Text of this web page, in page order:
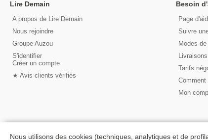
Lire Demain
A propos de Lire Demain
Nous rejoindre
Groupe Auzou
S'identifier
Créer un compte
★ Avis clients vérifiés
Besoin
Page
Suivre
Modes
Tarifs
Comment
Mon
Nous utilisons des cookies (techniques, analytiques et de